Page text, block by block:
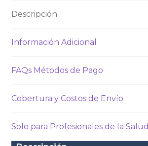
Descripción
Información Adicional
FAQs Métodos de Pago
Cobertura y Costos de Envío
Solo para Profesionales de la Salud